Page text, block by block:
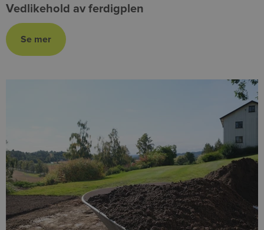
Vedlikehold av ferdigplen